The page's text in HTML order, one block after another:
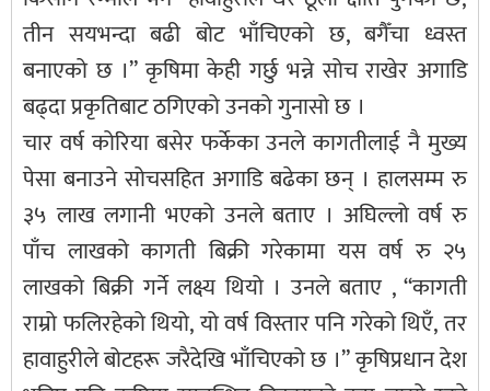
तीन सयभन्दा बढी बोट भाँचिएको छ, बगैँचा ध्वस्त
बनाएको छ ।” कृषिमा केही गर्छु भन्ने सोच राखेर अगाडि
बढ्दा प्रकृतिबाट ठगिएको उनको गुनासो छ ।
चार वर्ष कोरिया बसेर फर्केका उनले कागतीलाई नै मुख्य
पेसा बनाउने सोचसहित अगाडि बढेका छन् । हालसम्म रु
३५ लाख लगानी भएको उनले बताए । अघिल्लो वर्ष रु
पाँच लाखको कागती बिक्री गरेकामा यस वर्ष रु २५
लाखको बिक्री गर्ने लक्ष्य थियो । उनले बताए , “कागती
राम्रो फलिरहेको थियो, यो वर्ष विस्तार पनि गरेको थिएँ, तर
हावाहुरीले बोटहरू जरैदेखि भाँचिएको छ ।” कृषिप्रधान देश